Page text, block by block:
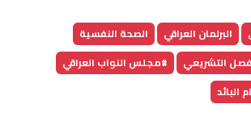
البرلمان العراقي
الصحة النفسية
التشريعي
#مجلس النواب العراقي
البائد